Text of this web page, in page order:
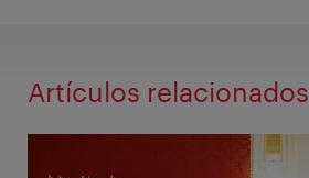
Artículos relacionados